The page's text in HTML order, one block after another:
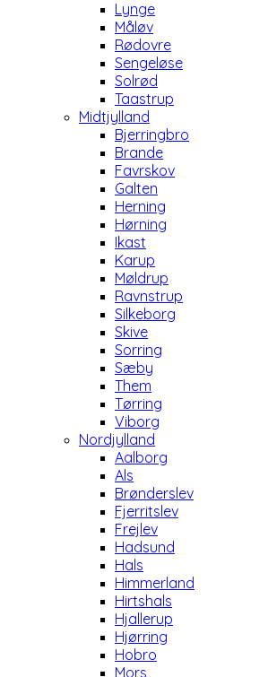
Lynge
Måløv
Rødovre
Sengeløse
Solrød
Taastrup
Midtjylland
Bjerringbro
Brande
Favrskov
Galten
Herning
Hørning
Ikast
Karup
Møldrup
Ravnstrup
Silkeborg
Skive
Sorring
Sæby
Them
Tørring
Viborg
Nordjylland
Aalborg
Als
Brønderslev
Fjerritslev
Frejlev
Hadsund
Hals
Himmerland
Hirtshals
Hjallerup
Hjørring
Hobro
Mors